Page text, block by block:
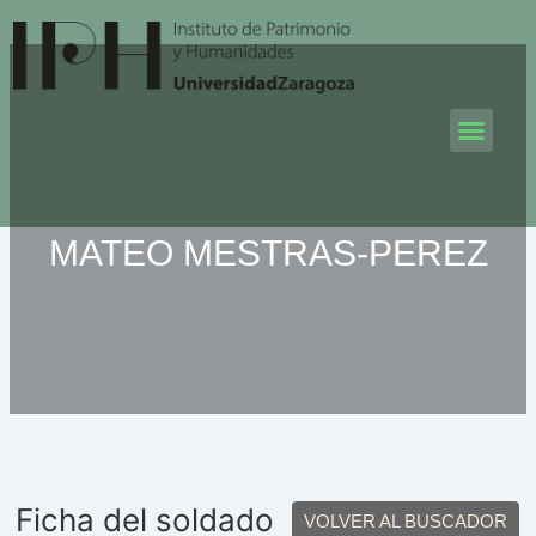
al
contenido
MATEO MESTRAS-PEREZ
Ficha del soldado VOLVER AL BUSCADOR